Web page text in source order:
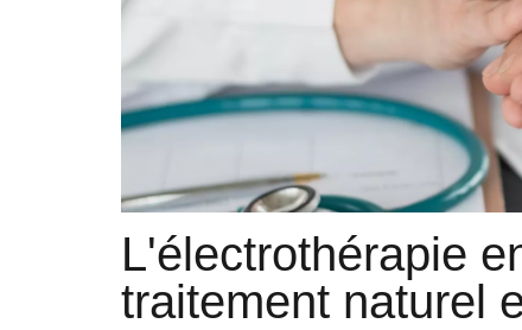
L'électrothérapie
traitement naturel